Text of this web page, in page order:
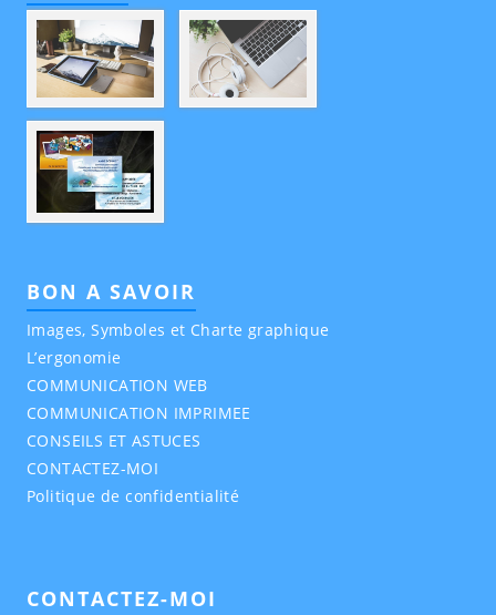
BON A SAVOIR
Images, Symboles et Charte graphique
L’ergonomie
COMMUNICATION WEB
COMMUNICATION IMPRIMEE
CONSEILS ET ASTUCES
CONTACTEZ-MOI
Politique de confidentialité
CONTACTEZ-MOI